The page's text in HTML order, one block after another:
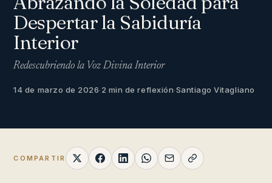
Despertar la Sabiduría
Interior
Redescubriendo la Voz Divina Interior
14 de marzo de 2026·2 min de reflexión·Santiago Vitagliano
COMPARTIR